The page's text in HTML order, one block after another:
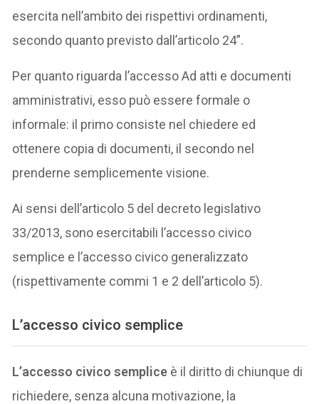
esercita nell’ambito dei rispettivi ordinamenti,
secondo quanto previsto dall’articolo 24”.
Per quanto riguarda l’accesso Ad atti e documenti
amministrativi, esso può essere formale o
informale: il primo consiste nel chiedere ed
ottenere copia di documenti, il secondo nel
prenderne semplicemente visione.
Ai sensi dell’articolo 5 del decreto legislativo
33/2013, sono esercitabili l’accesso civico
semplice e l’accesso civico generalizzato
(rispettivamente commi 1 e 2 dell’articolo 5).
L’accesso civico semplice
L’accesso civico semplice è il diritto di chiunque di
richiedere, senza alcuna motivazione, la